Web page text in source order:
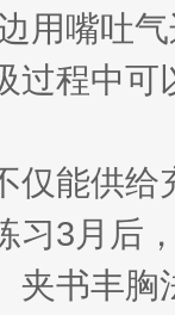
用嘴吐
过程中
仅能供
习3月后
夹书丰胸